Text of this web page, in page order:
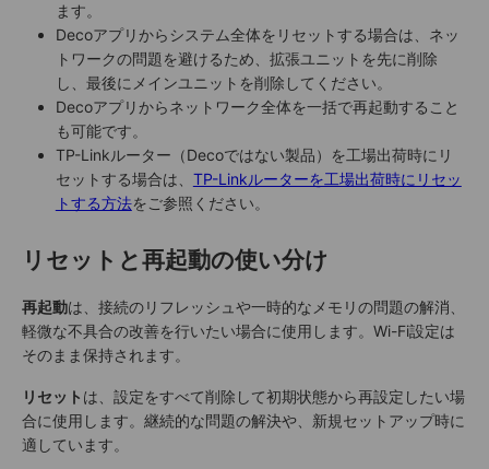
ます。
Decoアプリからシステム全体をリセットする場合は、ネッ
トワークの問題を避けるため、拡張ユニットを先に削除
し、最後にメインユニットを削除してください。
Decoアプリからネットワーク全体を一括で再起動すること
も可能です。
TP-Linkルーター（Decoではない製品）を工場出荷時にリ
セットする場合は、 TP-Linkルーターを工場出荷時にリセッ
トする方法をご参照ください。
リセットと再起動の使い分け
再起動は、接続のリフレッシュや一時的なメモリの問題の解消、
軽微な不具合の改善を行いたい場合に使用します。Wi-Fi設定は
そのまま保持されます。
リセット は、設定をすべて削除して初期状態から再設定したい場
合に使用します。継続的な問題の解決や、新規セットアップ時に
適しています。